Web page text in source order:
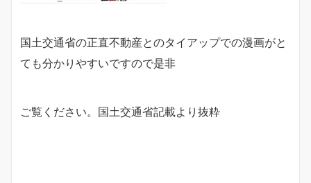
国土交通省の正直不動産とのタイアップでの漫画がと
ても分かりやすいですので是非
ご覧ください。国土交通省記載より抜粋